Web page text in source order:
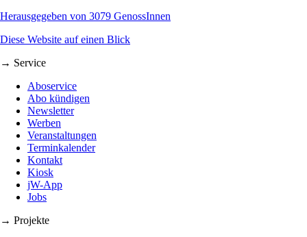
Herausgegeben von 3079 GenossInnen
Diese Website auf einen Blick
→ Service
Aboservice
Abo kündigen
Newsletter
Werben
Veranstaltungen
Terminkalender
Kontakt
Kiosk
jW-App
Jobs
→ Projekte